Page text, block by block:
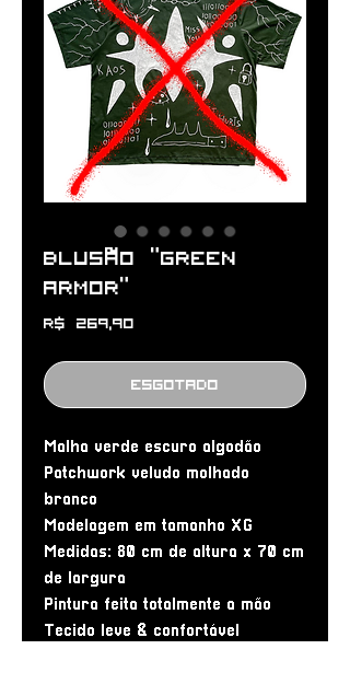
Blusão “GREEN
ARMOR”
R$ 269,90
Esgotado
Malha verde escuro algodão
Patchwork veludo molhado
branco
Modelagem em tamanho XG
Medidas: 80 cm de altura x 70 cm
de largura
Pintura feita totalmente a mão
Tecido leve & confortável